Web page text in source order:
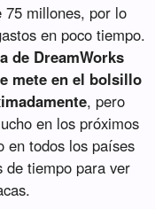
75 millones, por lo
en poco tiempo.
de DreamWorks
mete en el bolsillo
, pero
en los próximos
en todos los países
de tiempo para ver